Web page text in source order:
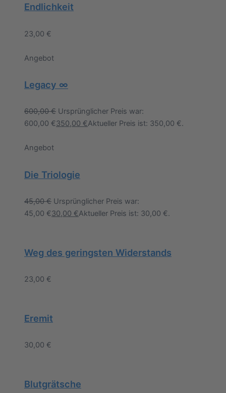
Endlichkeit
23,00 €
Angebot
Legacy ∞
600,00€ Ursprünglicher Preis war:
600,00 €350,00 €Aktueller Preis ist: 350,00 €.
Angebot
Die Triologie
45,00€ Ursprünglicher Preis war:
45,00 €30,00 €Aktueller Preis ist: 30,00 €.
Weg des geringsten Widerstands
23,00 €
Eremit
30,00 €
Blutgrätsche